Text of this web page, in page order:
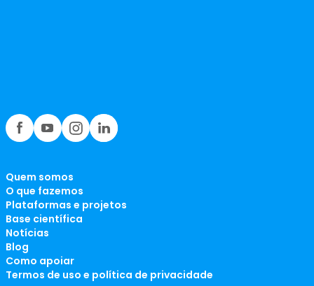
Quem somos
O que fazemos
Plataformas e projetos
Base científica
Notícias
Blog
Como apoiar
Termos de uso e política de privacidade